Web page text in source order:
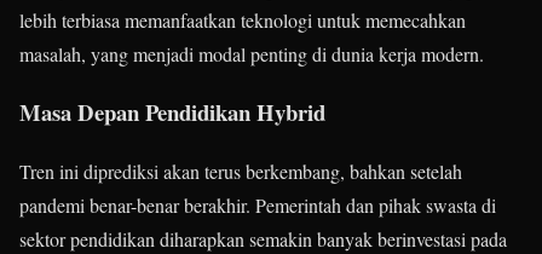
lebih terbiasa memanfaatkan teknologi untuk memecahkan
masalah, yang menjadi modal penting di dunia kerja modern.
Masa Depan Pendidikan Hybrid
Tren ini diprediksi akan terus berkembang, bahkan setelah
pandemi benar-benar berakhir. Pemerintah dan pihak swasta di
sektor pendidikan diharapkan semakin banyak berinvestasi pada